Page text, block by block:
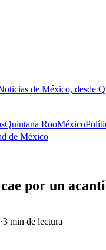
de México, desde
Quintana RooMéxico
de México
por un
·3 min de lectura